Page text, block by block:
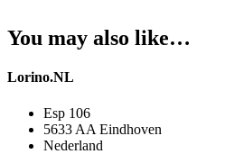
You may also like…
Lorino.NL
Esp 106
5633 AA Eindhoven
Nederland